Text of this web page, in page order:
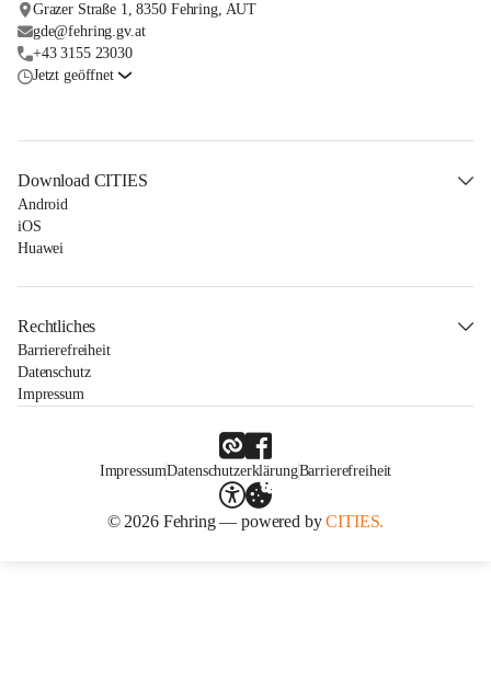
Grazer Straße 1, 8350 Fehring, AUT
gde@fehring.gv.at
+43 3155 23030
Jetzt geöffnet
Download CITIES
Android
iOS
Huawei
Rechtliches
Barrierefreiheit
Datenschutz
Impressum
ImpressumDatenschutzerklärungBarrierefreiheit
© 2026 Fehring — powered byCITIES.